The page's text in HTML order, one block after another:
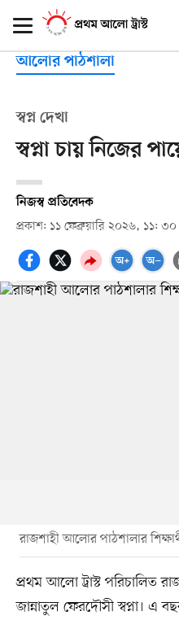
আলোর পাঠশালা
স্বপ্ন দেখা
স্বপ্না চায় নিজের
নিজস্ব প্রতিবেদক
প্রকাশ: ১১ ফেব্রুয়ারি ২০২৬, ১১: ৩০
রাজশাহী আলোর পাঠশালার
প্রথম আলো ট্রাস্ট পরিচালিত
জান্নাতুল ফেরদৌসী স্বপ্না। এ